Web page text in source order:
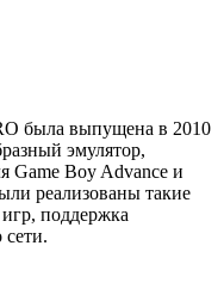
была выпущена в 2010
эмулятор,
Game Boy Advance и
реализованы такие
поддержка